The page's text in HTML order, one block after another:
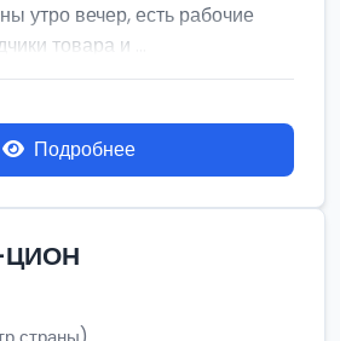
утро вечер, есть рабочие
товара и ...
Подробнее